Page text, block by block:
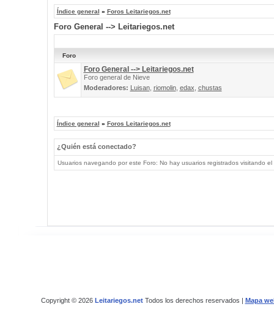
Índice general » Foros Leitariegos.net
Foro General --> Leitariegos.net
Foro
Foro General --> Leitariegos.net
Foro general de Nieve
Moderadores: Luisan, riomolin, edax chustas
Índice general » Foros Leitariegos.net
¿Quién está conectado?
Usuarios navegando por este Foro: No hay usuarios registrados visitando
Copyright © 2026 Leitariegos.netTodos los derechos reservados | Mapa